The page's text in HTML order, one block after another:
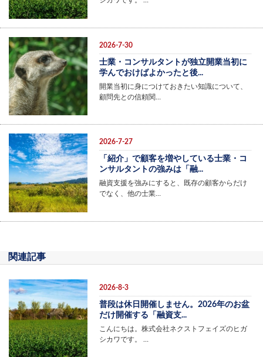
2026-7-30
士業・コンサルタントが独立開業当初に
学んでおけばよかったと後...
開業当初に身につけておきたい知識について、
顧問先との信頼関…
2026-7-27
「紹介」で顧客を増やしている士業・コ
ンサルタントの強みは「融...
融資支援を強みにすると、既存の顧客からだけ
でなく、他の士業…
関連記事
2026-8-3
普段は休日開催しません。2026年のお盆
だけ開催する「融資支...
こんにちは。株式会社ネクストフェイズのヒガ
シカワです。 …